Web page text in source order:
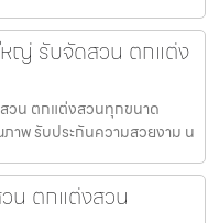
หญ่ รับจัดสวน ตกแต่ง
วน ตกแต่งสวนทุกขนาด
าพ รับประกันความสวยงาม น
น ตกแต่งสวน